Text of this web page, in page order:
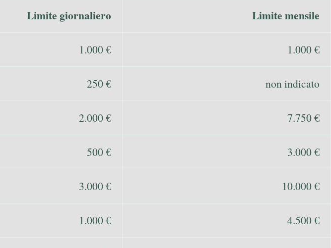
Limite giornaliero Limite mensile
1.000 € 1.000 €
250 € non indicato
2.000 € 7.750 €
500 € 3.000 €
3.000 € 10.000 €
1.000 € 4.500 €